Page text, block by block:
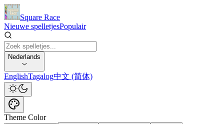
Square Race
Nieuwe spelletjesPopulair
Nederlands
EnglishTagalog中文 (简体)
Theme Color